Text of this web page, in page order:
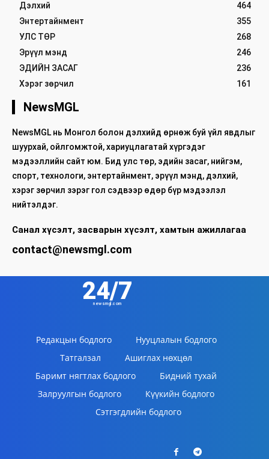
Дэлхий
464
Энтертайнмент
355
УЛС ТӨР
268
Эрүүл мэнд
246
ЭДИЙН ЗАСАГ
236
Хэрэг зөрчил
161
NewsMGL
NewsMGL нь Монгол болон дэлхийд өрнөж буй үйл явдлыг
шуурхай, ойлгомжтой, хариуцлагатай хүргэдэг
мэдээллийн сайт юм. Бид улс төр, эдийн засаг, нийгэм,
спорт, технологи, энтертайнмент, эрүүл мэнд, дэлхий,
хэрэг зөрчил зэрэг гол сэдвээр өдөр бүр мэдээлэл
нийтэлдэг.
Санал хүсэлт, засварын хүсэлт, хамтын ажиллагаа
contact@newsmgl.com
24/7
newsmgl.com
Редакцын бодлого
Нууцлалын бодлого
Татгалзал
Ашиглах нөхцөл
Баримт нягтлах бодлого
Бидний тухай
Залруулгын бодлого
Күүкийн бодлого
Сэтгэгдлийн бодлого